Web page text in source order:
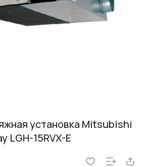
установка Mitsubishi
LGH-15RVX-E